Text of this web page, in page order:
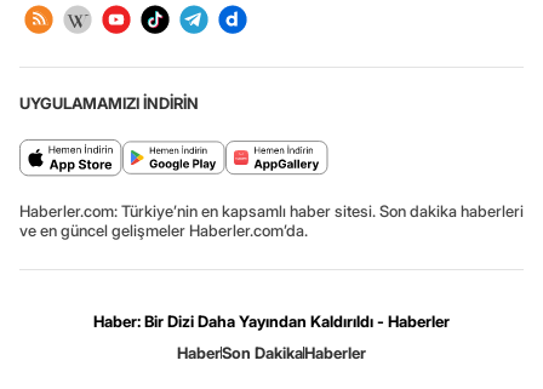
UYGULAMAMIZI İNDİRİN
Haberler.com: Türkiye’nin en kapsamlı haber sitesi. Son dakika haberleri
ve en güncel gelişmeler Haberler.com’da.
Haber: Bir Dizi Daha Yayından Kaldırıldı - Haberler
HaberSon DakikaHaberler